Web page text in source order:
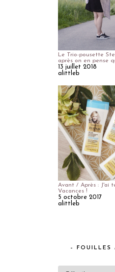
Le Trio-pousette
après on en pense
13 juillet 2018
alittleb
Avant / Après : J'ai
Vacances !
5 octobre 2017
alittleb
– FOUILLES